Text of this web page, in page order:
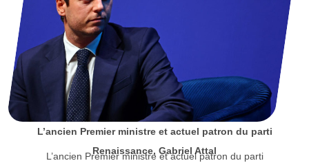
L’ancien Premier ministre et actuel patron du parti
Renaissance, Gabriel Attal
L’ancien Premier ministre et actuel patron du parti